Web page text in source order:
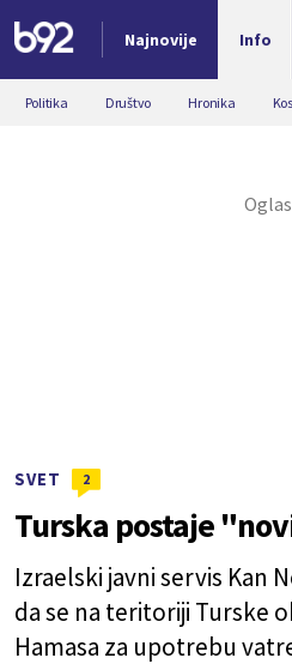
Najnovije Info
Nova vest
Politika Društvo Hronika
SVET 2
Turska postaje
Izraelski javni servis Kan
da se na teritoriji Turske
Hamasa za upotrebu